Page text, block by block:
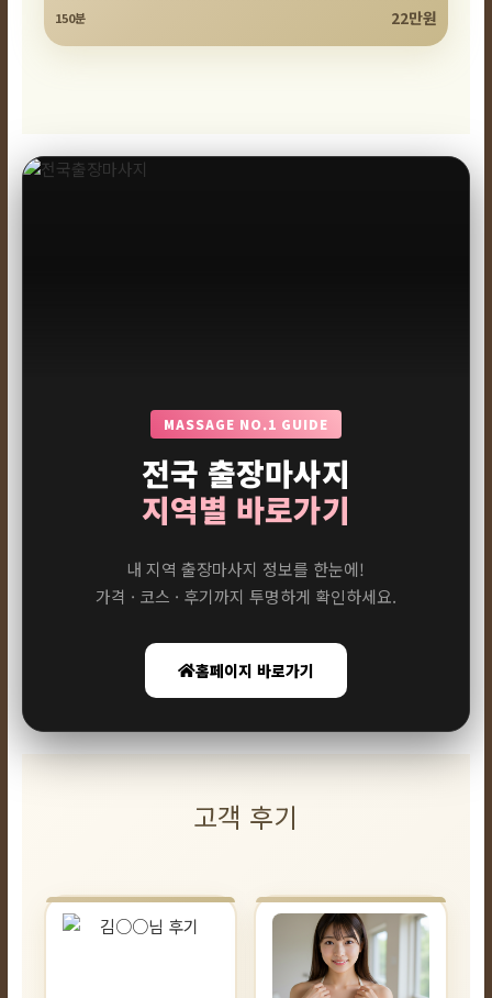
150분 22만원
MASSAGE NO.1 GUIDE
전국 출장마사지
지역별 바로가기
내 지역 출장마사지 정보를 한눈에!
가격 · 코스 · 후기까지 투명하게 확인하세요.
홈페이지 바로가기
고객 후기